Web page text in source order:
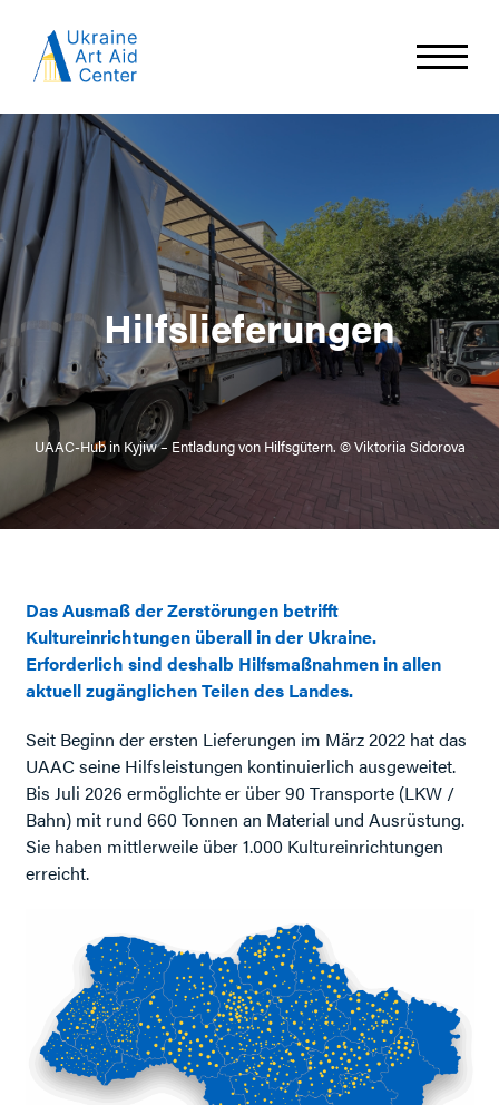
Hilfslieferungen
UAAC-Hub in Kyjiw – Entladung von Hilfsgütern. © Viktoriia Sidorova
Das Ausmaß der Zerstörungen betrifft
Kultureinrichtungen überall in der Ukraine.
Erforderlich sind deshalb Hilfsmaßnahmen in allen
aktuell zugänglichen Teilen des Landes.
Seit Beginn der ersten Lieferungen im März 2022 hat das
UAAC seine Hilfsleistungen kontinuierlich ausgeweitet.
Bis Juli 2026 ermöglichte er über 90 Transporte (LKW /
Bahn) mit rund 660 Tonnen an Material und Ausrüstung.
Sie haben mittlerweile über 1.000 Kultureinrichtungen
erreicht.